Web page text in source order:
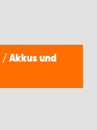
/ Akkus und